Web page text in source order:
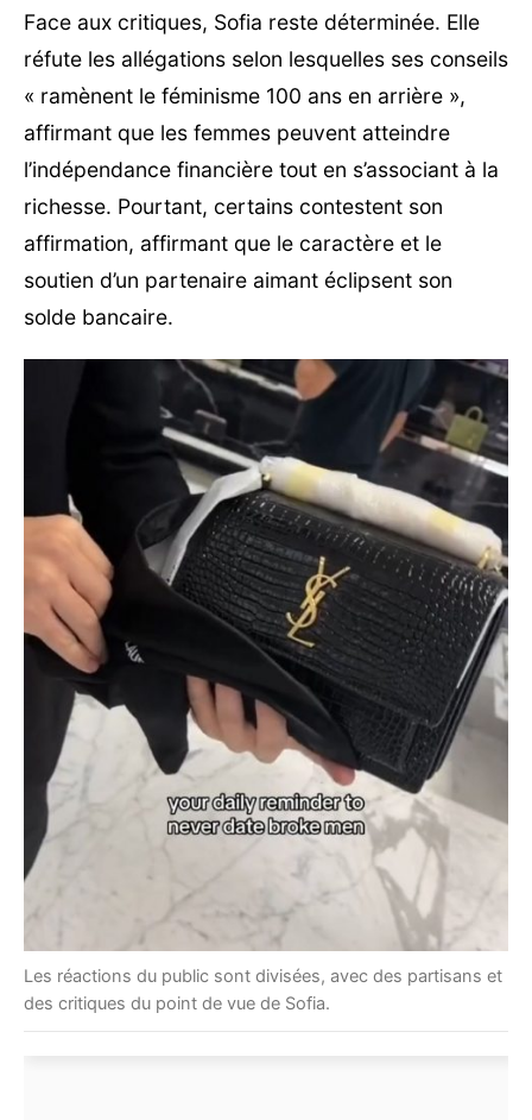
Face aux critiques, Sofia reste déterminée. Elle
réfute les allégations selon lesquelles ses conseils
« ramènent le féminisme 100 ans en arrière »,
affirmant que les femmes peuvent atteindre
l’indépendance financière tout en s’associant à la
richesse. Pourtant, certains contestent son
affirmation, affirmant que le caractère et le
soutien d’un partenaire aimant éclipsent son
solde bancaire.
Les réactions du public sont divisées, avec des partisans et
des critiques du point de vue de Sofia.